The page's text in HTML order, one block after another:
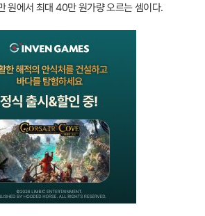
원에서 최대 40만 원가량 오르는 셈이다.